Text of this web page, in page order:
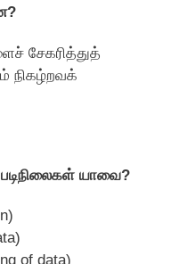
சேகரித்துத்
நிகழ்றவக்
யாவை?
of data)